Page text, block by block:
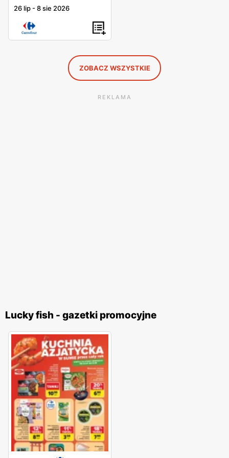
26 lip -8 sie 2026
ZOBACZ WSZYSTKIE
REKLAMA
Lucky fish - gazetki promocyjne